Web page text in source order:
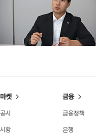
마켓
공시
시황
금융
금융정책
은행